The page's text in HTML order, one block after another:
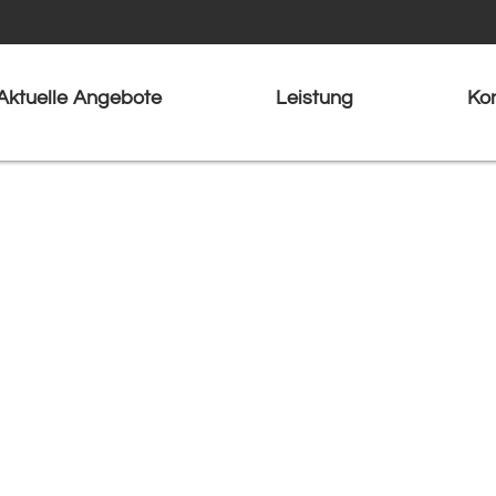
Angebote Leistung